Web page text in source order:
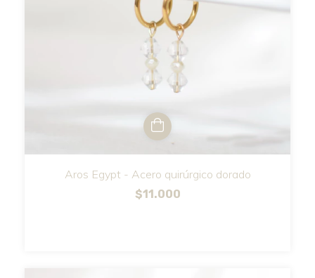
Aros Egypt - Acero quirúrgico dorado
$11.000